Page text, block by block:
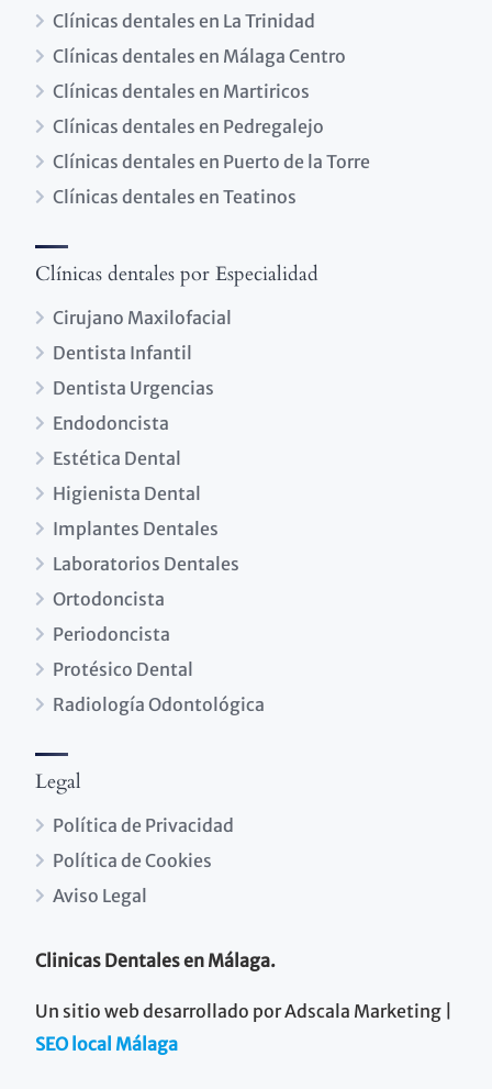
Clínicas dentales en La Trinidad
Clínicas dentales en Málaga Centro
Clínicas dentales en Martiricos
Clínicas dentales en Pedregalejo
Clínicas dentales en Puerto de la Torre
Clínicas dentales en Teatinos
Clínicas dentales por Especialidad
Cirujano Maxilofacial
Dentista Infantil
Dentista Urgencias
Endodoncista
Estética Dental
Higienista Dental
Implantes Dentales
Laboratorios Dentales
Ortodoncista
Periodoncista
Protésico Dental
Radiología Odontológica
Legal
Política de Privacidad
Política de Cookies
Aviso Legal
Clinicas Dentales en Málaga.
Un sitio web desarrollado por Adscala Marketing |
SEO local Málaga